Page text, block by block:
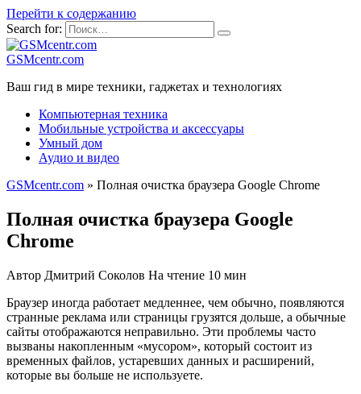
Перейти к содержанию
Search for:
GSMcentr.com
Ваш гид в мире техники, гаджетах и технологиях
Компьютерная техника
Мобильные устройства и аксессуары
Умный дом
Аудио и видео
GSMcentr.com » Полная очистка браузера Google Chrome
Полная очистка браузера Google
Chrome
Автор Дмитрий Соколов На чтение 10 мин
Браузер иногда работает медленнее, чем обычно, появляются
странные реклама или страницы грузятся дольше, а обычные
сайты отображаются неправильно. Эти проблемы часто
вызваны накопленным «мусором», который состоит из
временных файлов, устаревших данных и расширений,
которые вы больше не используете.